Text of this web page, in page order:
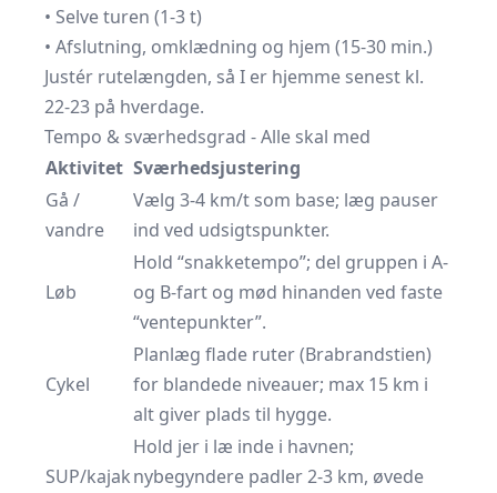
• Selve turen (1-3 t)
• Afslutning, omklædning og hjem (15-30 min.)
Justér rutelængden, så I er hjemme senest kl.
22-23 på hverdage.
Tempo & sværhedsgrad - Alle skal med
Aktivitet Sværhedsjustering
Gå /
vandre
Vælg 3-4 km/t som base; læg pauser
ind ved udsigtspunkter.
Løb
Hold “snakketempo”; del gruppen i A-
og B-fart og mød hinanden ved faste
“ventepunkter”.
Cykel
Planlæg flade ruter (Brabrandstien)
for blandede niveauer; max 15 km i
alt giver plads til hygge.
SUP/kajak
Hold jer i læ inde i havnen;
nybegyndere padler 2-3 km, øvede